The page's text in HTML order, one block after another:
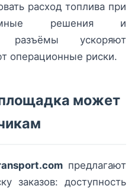
расход топлива при
решения и
разъёмы ускоряют
операционные риски.
может
предлагают
заказов: доступность